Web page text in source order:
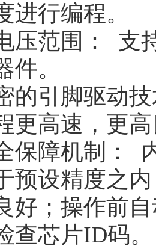
进行编程。
压范围： 支
件。
的引脚驱动
更高速，更
保障机制：
预设精度之
好；操作前
查芯片ID码。